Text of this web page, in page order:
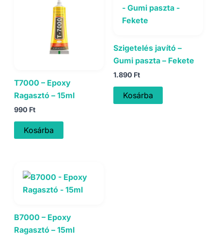
T7000 – Epoxy
Ragasztó – 15ml
990 Ft
Kosárba
Szigetelés javító –
Gumi paszta – Fekete
1.890 Ft
Kosárba
B7000 – Epoxy
Ragasztó – 15ml